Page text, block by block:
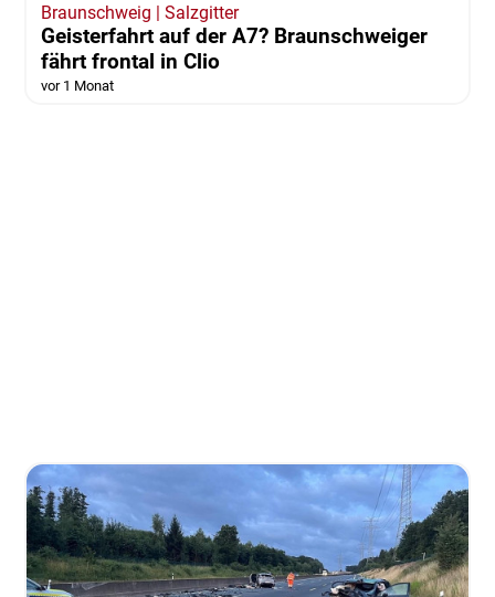
Braunschweig | Salzgitter
Geisterfahrt auf der A7? Braunschweiger
fährt frontal in Clio
vor 1 Monat